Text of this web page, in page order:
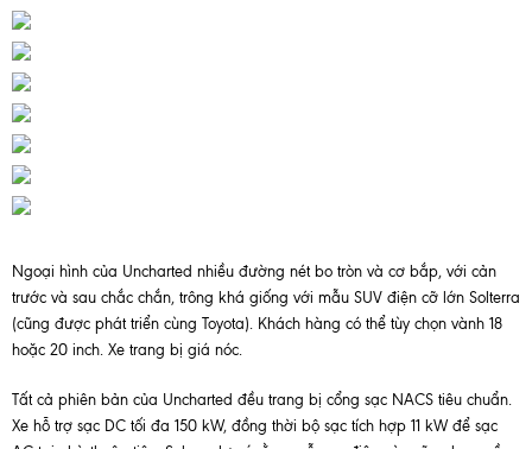
Ngoại hình của Uncharted nhiều đường nét bo tròn và cơ bắp, với cản
trước và sau chắc chắn, trông khá giống với mẫu SUV điện cỡ lớn Solterra
(cũng được phát triển cùng Toyota). Khách hàng có thể tùy chọn vành 18
hoặc 20 inch. Xe trang bị giá nóc.
Tất cả phiên bản của Uncharted đều trang bị cổng sạc NACS tiêu chuẩn.
Xe hỗ trợ sạc DC tối đa 150 kW, đồng thời bộ sạc tích hợp 11 kW để sạc